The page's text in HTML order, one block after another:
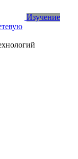
Изучение